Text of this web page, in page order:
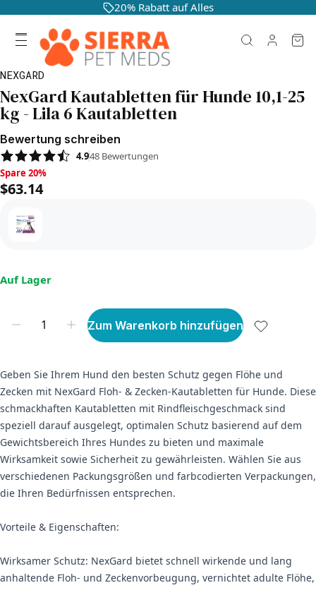
20% Rabatt auf Alles
NEXGARD
NexGard Kautabletten für Hunde 10,1-25
kg - Lila 6 Kautabletten
Bewertung schreiben
4.948 Bewertungen
Spare 20%, $63.14
Spare 20%
$63.14
Auf Lager
Zum Warenkorb hinzufügen
Geben Sie Ihrem Hund den besten Schutz gegen Flöhe und
Zecken mit NexGard Floh- & Zecken-Kautabletten für Hunde. Diese
schmackhaften Kautabletten mit Rindfleischgeschmack sind
speziell darauf ausgelegt, optimalen Schutz basierend auf dem
Gewichtsbereich Ihres Hundes zu bieten und maximale
Wirksamkeit sowie Sicherheit zu gewährleisten. Wählen Sie aus
verschiedenen Packungsgrößen und farbcodierten Verpackungen,
die Ihren Bedürfnissen entsprechen.
Vorteile & Eigenschaften:
Wirksamer Schutz: NexGard bietet schnell wirkende und lang
anhaltende Floh- und Zeckenvorbeugung, vernichtet adulte Flöhe,